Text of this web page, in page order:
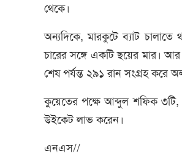
থেকে।
অন্যদিকে, মারকুটে ব্যাট
চারের সঙ্গে একটি ছয়ের মার।
শেষ পর্যন্ত ২৯১ রান সংগ্রহ করে
কুয়েতের পক্ষে আব্দুল শফিক ৩টি,
উইকেট লাভ করেন।
এনএস//